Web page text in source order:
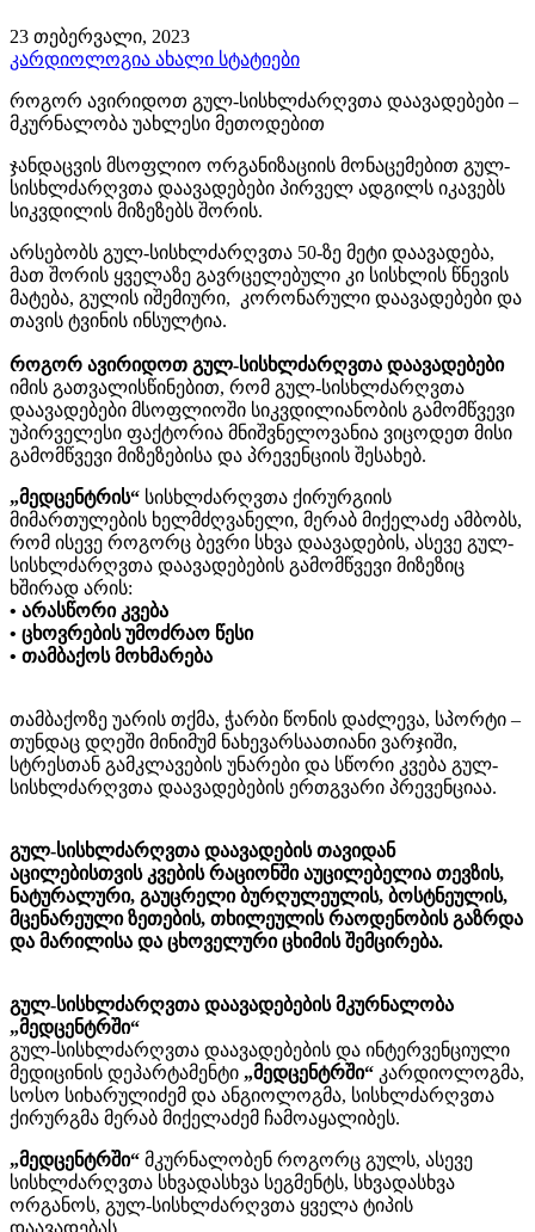
23 თებერვალი, 2023
კარდიოლოგია ახალი სტატიები
როგორ ავირიდოთ გულ-სისხლძარღვთა დაავადებები –
მკურნალობა უახლესი მეთოდებით
ჯანდაცვის მსოფლიო ორგანიზაციის მონაცემებით გულ-
სისხლძარღვთა დაავადებები პირველ ადგილს იკავებს
სიკვდილის მიზეზებს შორის.
არსებობს გულ-სისხლძარღვთა 50-ზე მეტი დაავადება,
მათ შორის ყველაზე გავრცელებული კი სისხლის წნევის
მატება, გულის იშემიური, კორონარული დაავადებები და
თავის ტვინის ინსულტია.
როგორ ავირიდოთ გულ-სისხლძარღვთა დაავადებები
იმის გათვალისწინებით, რომ გულ-სისხლძარღვთა
დაავადებები მსოფლიოში სიკვდილიანობის გამომწვევი
უპირველესი ფაქტორია მნიშვნელოვანია ვიცოდეთ მისი
გამომწვევი მიზეზებისა და პრევენციის შესახებ.
„მედცენტრის“ სისხლძარღვთა ქირურგიის
მიმართულების ხელმძღვანელი, მერაბ მიქელაძე ამბობს,
რომ ისევე როგორც ბევრი სხვა დაავადების, ასევე გულ-
სისხლძარღვთა დაავადებების გამომწვევი მიზეზიც
ხშირად არის:
• არასწორი კვება
• ცხოვრების უმოძრაო წესი
• თამბაქოს მოხმარება
თამბაქოზე უარის თქმა, ჭარბი წონის დაძლევა, სპორტი –
თუნდაც დღეში მინიმუმ ნახევარსაათიანი ვარჯიში,
სტრესთან გამკლავების უნარები და სწორი კვება გულ-
სისხლძარღვთა დაავადებების ერთგვარი პრევენციაა.
გულ-სისხლძარღვთა დაავადების თავიდან
აცილებისთვის კვების რაციონში აუცილებელია თევზის,
ნატურალური, გაუცრელი ბურღულეულის, ბოსტნეულის,
მცენარეული ზეთების, თხილეულის რაოდენობის გაზრდა
და მარილისა და ცხოველური ცხიმის შემცირება.
გულ-სისხლძარღვთა დაავადებების მკურნალობა
„მედცენტრში“
გულ-სისხლძარღვთა დაავადებების და ინტერვენციული
მედიცინის დეპარტამენტი „მედცენტრში“ კარდიოლოგმა,
სოსო სიხარულიძემ და ანგიოლოგმა, სისხლძარღვთა
ქირურგმა მერაბ მიქელაძემ ჩამოაყალიბეს.
„მედცენტრში“ მკურნალობენ როგორც გულს, ასევე
სისხლძარღვთა სხვადასხვა სეგმენტს, სხვადასხვა
ორგანოს, გულ-სისხლძარღვთა ყველა ტიპის
დაავადებას.